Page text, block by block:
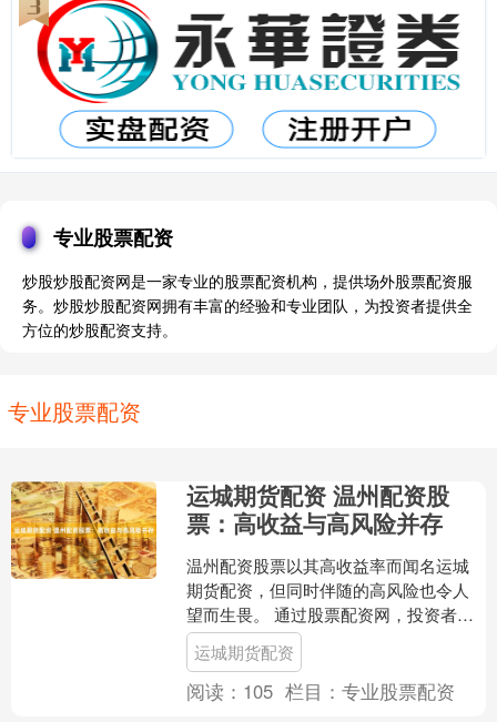
专业股票配资
炒股炒股配资网是一家专业的股票配资机构，提供场外股票配资服
务。炒股炒股配资网拥有丰富的经验和专业团队，为投资者提供全
方位的炒股配资支持。
专业股票配资
运城期货配资 温州配资股
票：高收益与高风险并存
温州配资股票以其高收益率而闻名运城
期货配资，但同时伴随的高风险也令人
望而生畏。 通过股票配资网，投资者可
以享受到股票市场带来的财富盛宴。无
论是新手投资者还是经验....
运城期货配资
阅读： 105 栏目：专业股票配资